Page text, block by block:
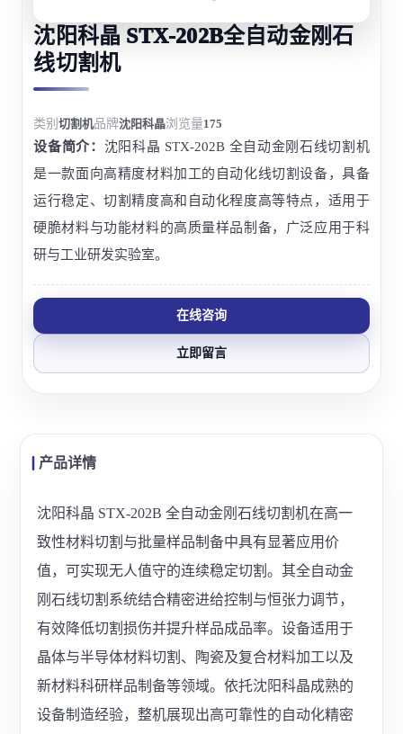
沈阳科晶 STX-202B全自动金刚石
线切割机
类别切割机品牌沈阳科晶浏览量175
设备简介： 沈阳科晶 STX-202B 全自动金刚石线切割机
是一款面向高精度材料加工的自动化线切割设备，具备
运行稳定、切割精度高和自动化程度高等特点，适用于
硬脆材料与功能材料的高质量样品制备，广泛应用于科
研与工业研发实验室。
在线咨询
立即留言
产品详情
沈阳科晶 STX-202B 全自动金刚石线切割机在高一
致性材料切割与批量样品制备中具有显著应用价
值，可实现无人值守的连续稳定切割。其全自动金
刚石线切割系统结合精密进给控制与恒张力调节，
有效降低切割损伤并提升样品成品率。设备适用于
晶体与半导体材料切割、陶瓷及复合材料加工以及
新材料科研样品制备等领域。依托沈阳科晶成熟的
设备制造经验，整机展现出高可靠性的自动化精密